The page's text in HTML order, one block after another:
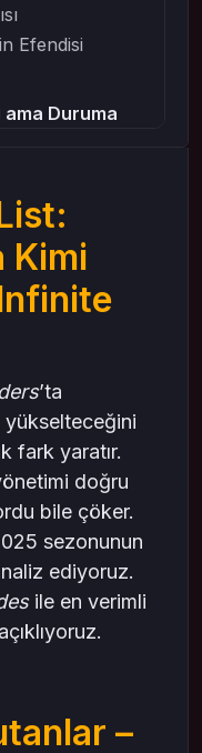
Efendisi
ama Duruma
Seçimler
İçin Uygun
Güvenilir
Stratejisi
Et
Zafer
Kimi
’ta
yükselteceğini
fark yaratır.
doğru
bile çöker.
sezonunun
ediyoruz.
ile en verimli
–